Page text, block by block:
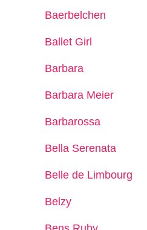
Baerbelchen
Ballet Girl
Barbara
Barbara Meier
Barbarossa
Bella Serenata
Belle de Limbourg
Belzy